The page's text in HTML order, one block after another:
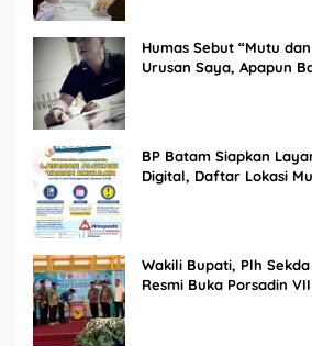
Humas Sebut “Mutu
Urusan Saya, Apapun
BP Batam Siapkan
Digital, Daftar Lokasi
Wakili Bupati, Plh
Resmi Buka Porsadin